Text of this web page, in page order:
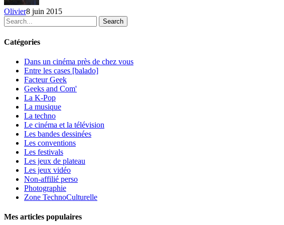
Olivier8 juin 2015
Search
Catégories
Dans un cinéma près de chez vous
Entre les cases [balado]
Facteur Geek
Geeks and Com'
La K-Pop
La musique
La techno
Le cinéma et la télévision
Les bandes dessinées
Les conventions
Les festivals
Les jeux de plateau
Les jeux vidéo
Non-affilié perso
Photographie
Zone TechnoCulturelle
Mes articles populaires